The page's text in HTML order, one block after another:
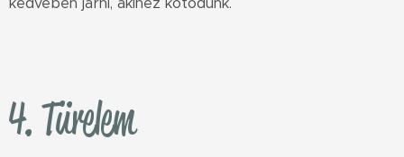
4. Türelem